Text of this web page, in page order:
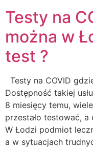
Testy na
można w
test ?
Testy na COVID
Dostępność takiej
8 miesięcy temu,
przestało testować, a
W Łodzi podmiot
a w sytuacjach